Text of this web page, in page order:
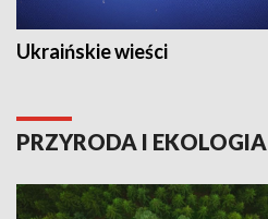
Ukraińskie wieści
PRZYRODA I EKOLOGIA